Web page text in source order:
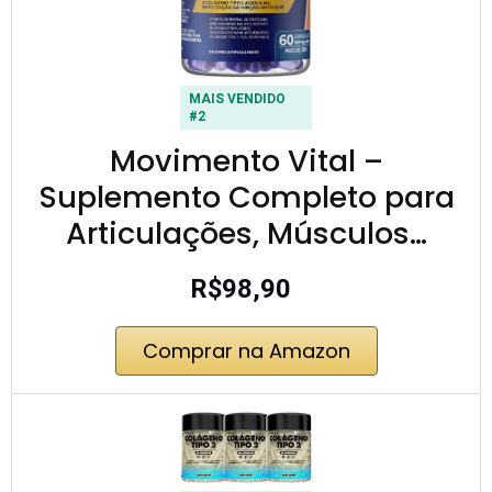
MAIS VENDIDO
#2
Movimento Vital –
Suplemento Completo para
Articulações, Músculos…
R$98,90
Comprar na Amazon